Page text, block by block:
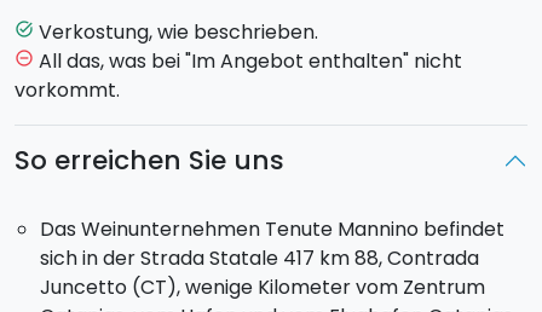
Generationen reicht, kennenzulernen. Tatsächlich ist
der Keller einer der ältesten der Zone, der noch
immer makellos ist.
Verkostung : 3 Weine, in Öl eingelegte Produkte
(schwarze Oliven, grüne Oliven, getrocknete
Brotaufstrich, Orangen- und Mandarinmarmelade,
Pane cunzato, hausgemachte Bruschette,
Mandarinen-Crunch.
task_alt Verkostung, wie beschrieben.
remove_circle_outline All das, was bei "Im Angebot enthalten" nicht
vorkommt.
So erreichen Sie uns
Das Weinunternehmen Tenute Mannino befindet
sich in der Strada Statale 417 km 88, Contrada
Juncetto (CT), wenige Kilometer vom Zentrum